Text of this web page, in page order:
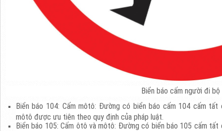
Biển báo cấm người đi bộ
Biển báo 104: Cấm môtô: Đường có biển báo cấm 104 cấm
môtô được ưu tiên theo quy định của pháp luật.
Biển báo 105: Cấm ôtô và môtô: Đường có biển báo 105 cấm